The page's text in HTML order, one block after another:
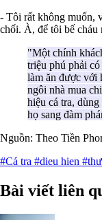
- Tôi rất không muốn,
chối. À, để tôi bế cháu
"Một chính
triệu phú phải
làm ăn được với
ngôi nhà mua
hiệu cá tra,
họ sang đàm
Nguồn: Theo Tiền
#Cá tra #dieu hien
Bài viết liên